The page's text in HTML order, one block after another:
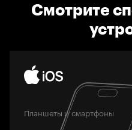
Смотрите
Планшеты и смартфоны